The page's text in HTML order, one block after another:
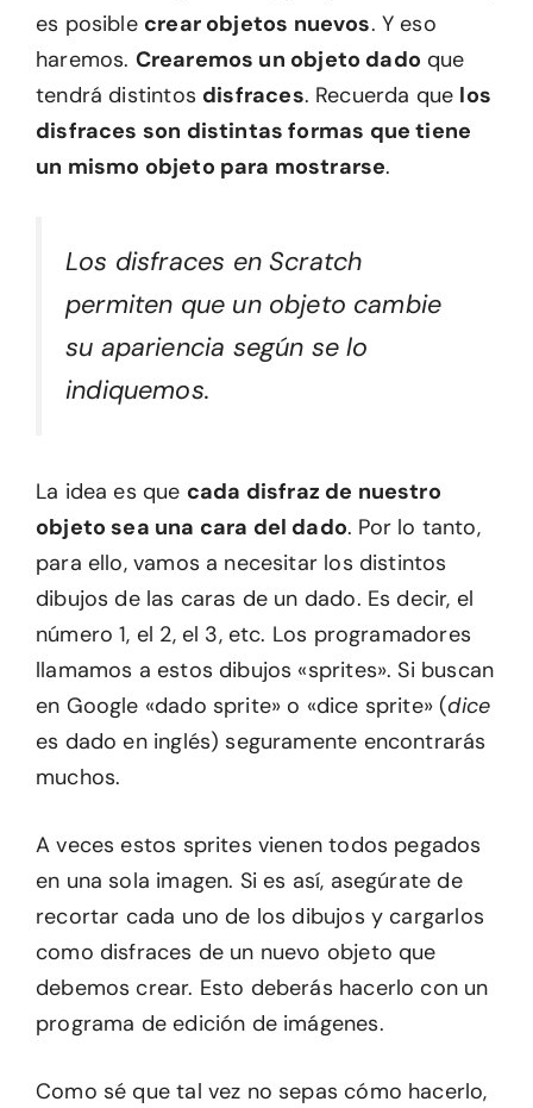
es posible crear objetos nuevos. Y eso
haremos. Crearemos un objeto dado que
tendrá distintos disfraces. Recuerda que los
disfraces son distintas formas que tiene
un mismo objeto para mostrarse.
Los disfraces en Scratch
permiten que un objeto cambie
su apariencia según se lo
indiquemos.
La idea es que cada disfraz de nuestro
objeto sea una cara del dado. Por lo tanto,
para ello, vamos a necesitar los distintos
dibujos de las caras de un dado. Es decir, el
número 1, el 2, el 3, etc. Los programadores
llamamos a estos dibujos «sprites». Si buscan
en Google «dado sprite» o «dice sprite» (dice
es dado en inglés) seguramente encontrarás
muchos.
A veces estos sprites vienen todos pegados
en una sola imagen. Si es así, asegúrate de
recortar cada uno de los dibujos y cargarlos
como disfraces de un nuevo objeto que
debemos crear. Esto deberás hacerlo con un
programa de edición de imágenes.
Como sé que tal vez no sepas cómo hacerlo,